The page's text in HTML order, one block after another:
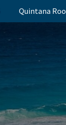
Quintana Roo